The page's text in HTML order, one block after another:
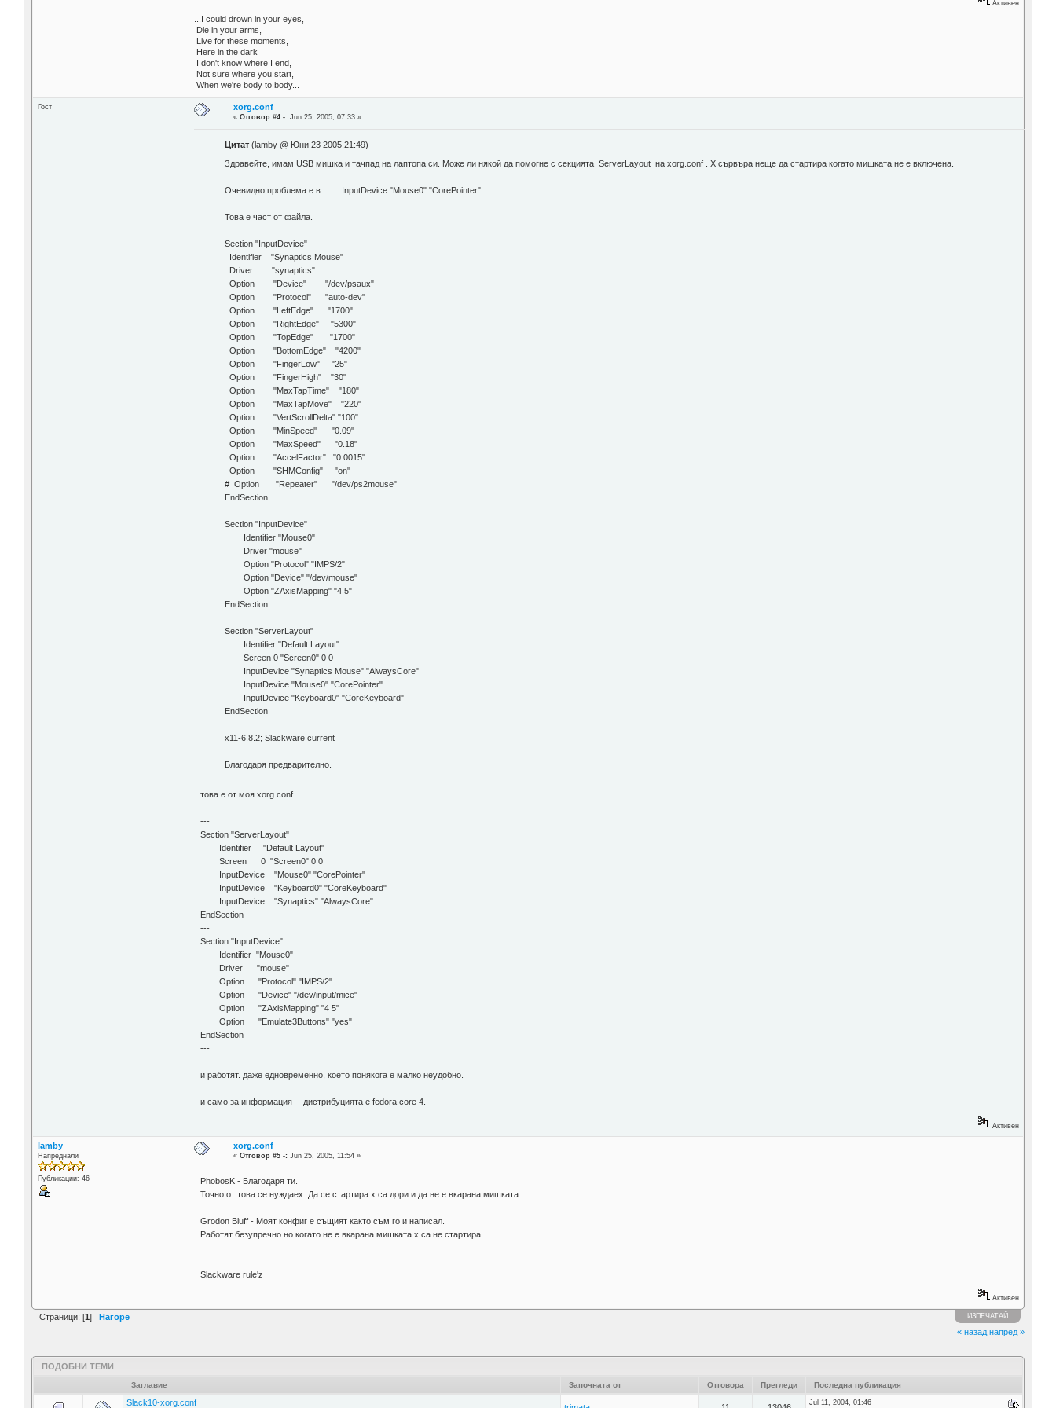
Активен
...I could drown in your eyes,
Die in your arms,
Live for these moments,
Here in the dark
I don't know where I end,
Not sure where you start,
When we're body to body...
Гост xorg.conf
«Отговор #4 -: Jun 25, 2005, 07:33 »
Цитат(lamby @ Юни 23 2005,21:49)
Здравейте, имам USB мишка и тачпад на лаптопа си. Може ли някой да помогне с секцията ServerLayout на xorg.conf . Х сървъра неще да стартира когато мишката не е включена.
Очевидно проблема е в InputDevice "Mouse0" "CorePointer".
Това е част от файла.
Section "InputDevice"
Identifier "Synaptics Mouse"
Driver "synaptics"
Option "Device" "/dev/psaux"
Option "Protocol" "auto-dev"
Option "LeftEdge" "1700"
Option "RightEdge" "5300"
Option "TopEdge" "1700"
Option "BottomEdge" "4200"
Option "FingerLow" "25"
Option "FingerHigh" "30"
Option "MaxTapTime" "180"
Option "MaxTapMove" "220"
Option "VertScrollDelta" "100"
Option "MinSpeed" "0.09"
Option "MaxSpeed" "0.18"
Option "AccelFactor" "0.0015"
Option "SHMConfig" "on"
# Option "Repeater" "/dev/ps2mouse"
EndSection
Section "InputDevice"
Identifier "Mouse0"
Driver "mouse"
Option "Protocol" "IMPS/2"
Option "Device" "/dev/mouse"
Option "ZAxisMapping" "4 5"
EndSection
Section "ServerLayout"
Identifier "Default Layout"
Screen 0 "Screen0" 0 0
InputDevice "Synaptics Mouse" "AlwaysCore"
InputDevice "Mouse0" "CorePointer"
InputDevice "Keyboard0" "CoreKeyboard"
EndSection
x11-6.8.2; Slackware current
Благодаря предварително.
това е от моя xorg.conf
---
Section "ServerLayout"
Identifier "Default Layout"
Screen 0 "Screen0" 0 0
InputDevice "Mouse0" "CorePointer"
InputDevice "Keyboard0" "CoreKeyboard"
InputDevice "Synaptics" "AlwaysCore"
EndSection
---
Section "InputDevice"
Identifier "Mouse0"
Driver "mouse"
Option "Protocol" "IMPS/2"
Option "Device" "/dev/input/mice"
Option "ZAxisMapping" "4 5"
Option "Emulate3Buttons" "yes"
EndSection
---
и работят. даже едновременно, което понякога е малко неудобно.
и само за информация -- дистрибуцията е fedora core 4.
Активен
lamby
Напреднали
Публикации: 46
xorg.conf
«Отговор #5 -: Jun 25, 2005, 11:54 »
PhobosK - Благодаря ти.
Точно от това се нуждаех. Да се стартира х са дори и да не е вкарана мишката.
Grodon Bluff - Моят конфиг е същият както съм го и написал.
Работят безупречно но когато не е вкарана мишката х са не стартира.
Slackware rule'z
Активен
Страници: [1] Нагоре ИЗПЕЧАТАЙ
« назад напред »
ПОДОБНИ ТЕМИ
Заглавие Започната от Отговора Прегледи Последна публикация
Slack10-xorg.conf Jul 11, 2004, 01:46